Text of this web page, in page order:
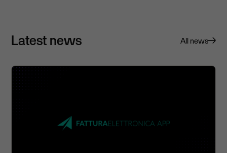
Latest news All news